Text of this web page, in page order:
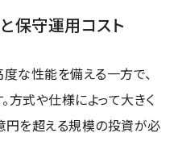
保守運用コスト
な性能を備える一方で、
方式や仕様によって大きく
円を超える規模の投資が必